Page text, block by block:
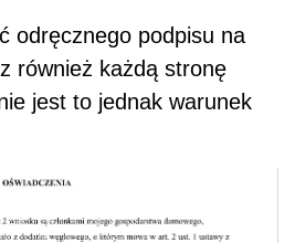
odręcznego podpisu na
również każdą stronę
jest to jednak warunek